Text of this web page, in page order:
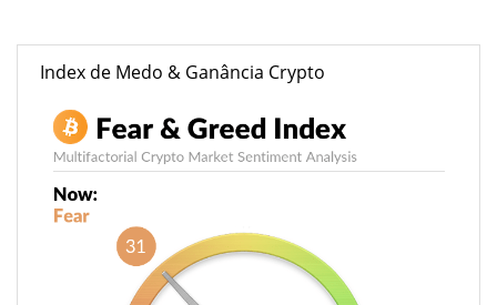
Index de Medo & Ganância Crypto